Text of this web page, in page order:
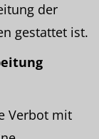
der
gestattet ist.
Verbot mit